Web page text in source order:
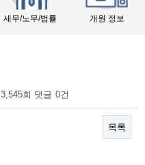
세무/노무/법률 개원 정보
3,545회 댓글 0건
목록